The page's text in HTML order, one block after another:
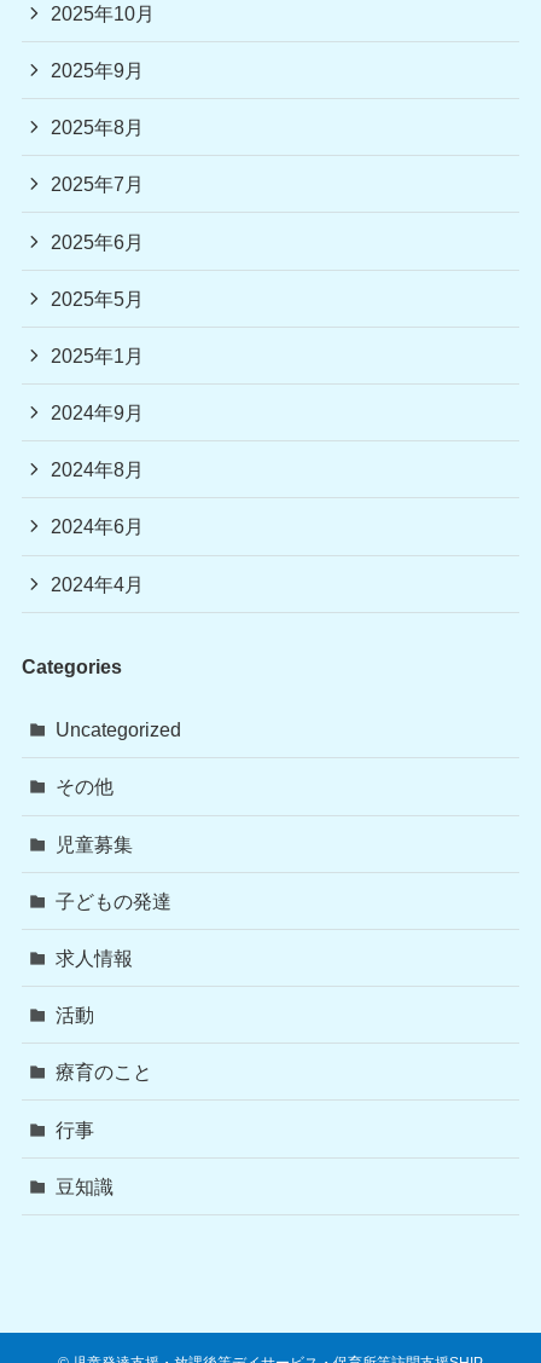
2025年10月
2025年9月
2025年8月
2025年7月
2025年6月
2025年5月
2025年1月
2024年9月
2024年8月
2024年6月
2024年4月
Categories
Uncategorized
その他
児童募集
子どもの発達
求人情報
活動
療育のこと
行事
豆知識